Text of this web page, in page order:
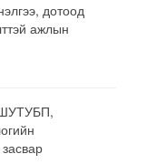
дотоод
ажлын